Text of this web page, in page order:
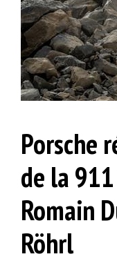
Porsche
de la
Romain
Röhrl